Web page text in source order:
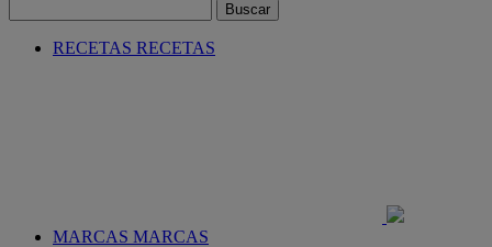
Buscar
RECETAS RECETAS
MARCAS MARCAS